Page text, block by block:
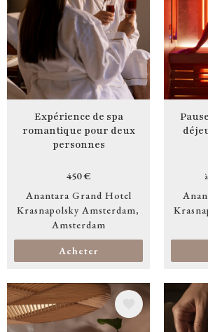
Expérience de spa
romantique pour deux
personnes
450 €
Anantara Grand Hotel
Krasnapolsky Amsterdam
Amsterdam
Acheter
Image